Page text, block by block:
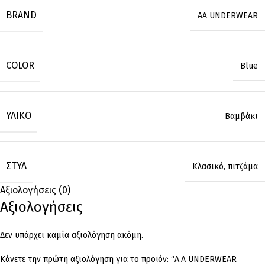
BRAND AA UNDERWEAR
COLOR Blue
ΥΛΙΚΌ Βαμβάκι
ΣΤΥΛ Κλασικό, πιτζάμα
Αξιολογήσεις (0)
Αξιολογήσεις
Δεν υπάρχει καμία αξιολόγηση ακόμη.
Κάνετε την πρώτη αξιολόγηση για το προϊόν: “A.A UNDERWEAR